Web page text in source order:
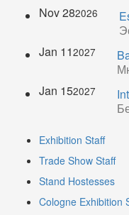
Nov 282026
Jan 112027
Jan 152027
Exhibition Staff
Trade Show Staff
Stand Hostesses
Cologne Exhibition